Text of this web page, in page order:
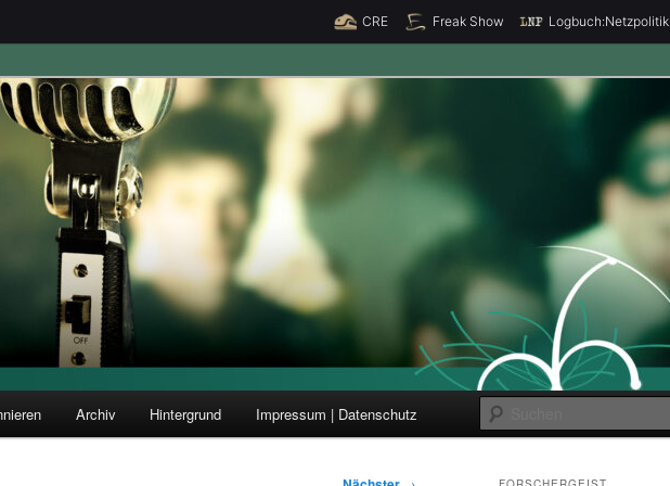
CRE Freak Show Logbuch:Netzpolitik
und Forschung
Archiv Hintergrund Impressum | Datenschutz